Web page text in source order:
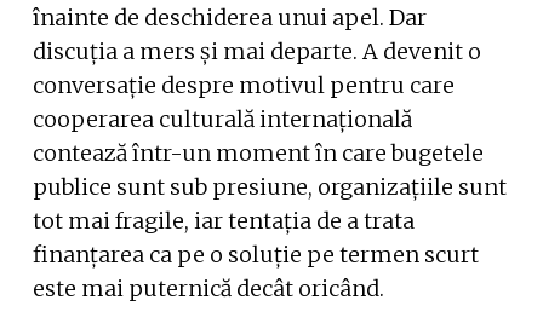
înainte de deschiderea unui apel. Dar
discuția a mers și mai departe. A devenit o
conversație despre motivul pentru care
cooperarea culturală internațională
contează într-un moment în care bugetele
publice sunt sub presiune, organizațiile sunt
tot mai fragile, iar tentația de a trata
finanțarea ca pe o soluție pe termen scurt
este mai puternică decât oricând.